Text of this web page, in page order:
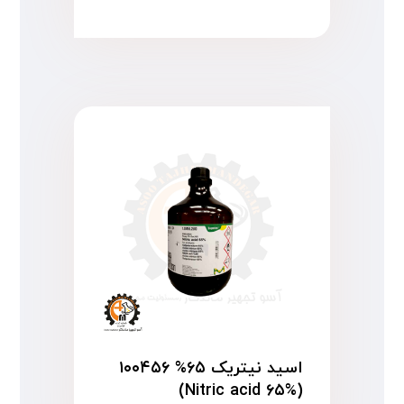
اسید نیتریک ۶۵% ۱۰۰۴۵۶
(Nitric acid ۶۵%)